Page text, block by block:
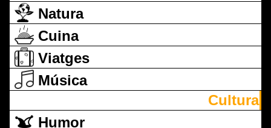
Natura
Cuina
Viatges
Música
Cultura
Humor